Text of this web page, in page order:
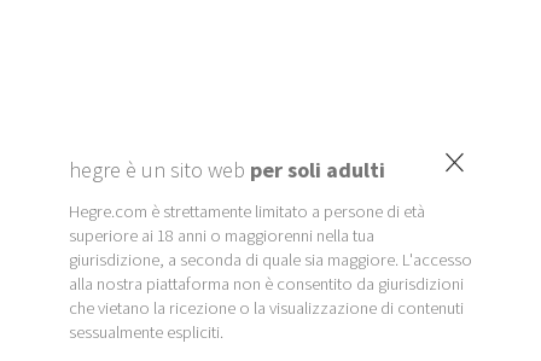
×
hegre è un sito web per soli adulti
Hegre.com è strettamente limitato a persone di età
superiore ai 18 anni o maggiorenni nella tua
giurisdizione, a seconda di quale sia maggiore. L'accesso
alla nostra piattaforma non è consentito da giurisdizioni
che vietano la ricezione o la visualizzazione di contenuti
sessualmente espliciti.